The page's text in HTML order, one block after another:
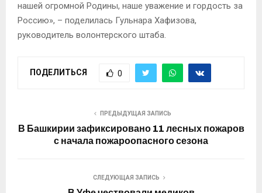
нашей огромной Родины, наше уважение и гордость за
Россию», – поделилась Гульнара Хафизова,
руководитель волонтерского штаба.
ПОДЕЛИТЬСЯ 0
ПРЕДЫДУЩАЯ ЗАПИСЬ
В Башкирии зафиксировано 11 лесных пожаров
с начала пожароопасного сезона
СЛЕДУЮЩАЯ ЗАПИСЬ